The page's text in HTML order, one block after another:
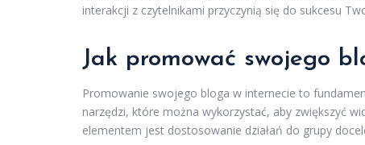
interakcji z czytelnikami przyczynią się do sukcesu
Jak promować swojego
Promowanie swojego bloga w internecie to
narzędzi, które można wykorzystać, aby zwiększyć
elementem jest dostosowanie działań do grupy